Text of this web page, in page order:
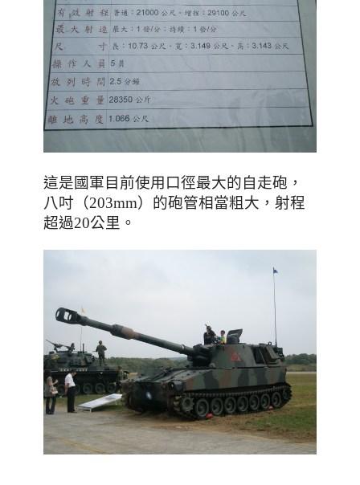
這是國軍目前使用口徑最大的自走砲，
八吋（203mm）的砲管相當粗大 ，射程
超過20公里 。